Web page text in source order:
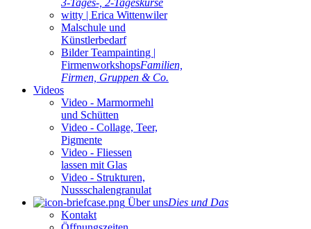
3-Tages-, 2-Tageskurse
witty | Erica Wittenwiler
Malschule und
Künstlerbedarf
Bilder Teampainting |
FirmenworkshopsFamilien,
Firmen, Gruppen & Co.
Videos
Video - Marmormehl
und Schütten
Video - Collage, Teer,
Pigmente
Video - Fliessen
lassen mit Glas
Video - Strukturen,
Nussschalengranulat
Über unsDies und Das
Kontakt